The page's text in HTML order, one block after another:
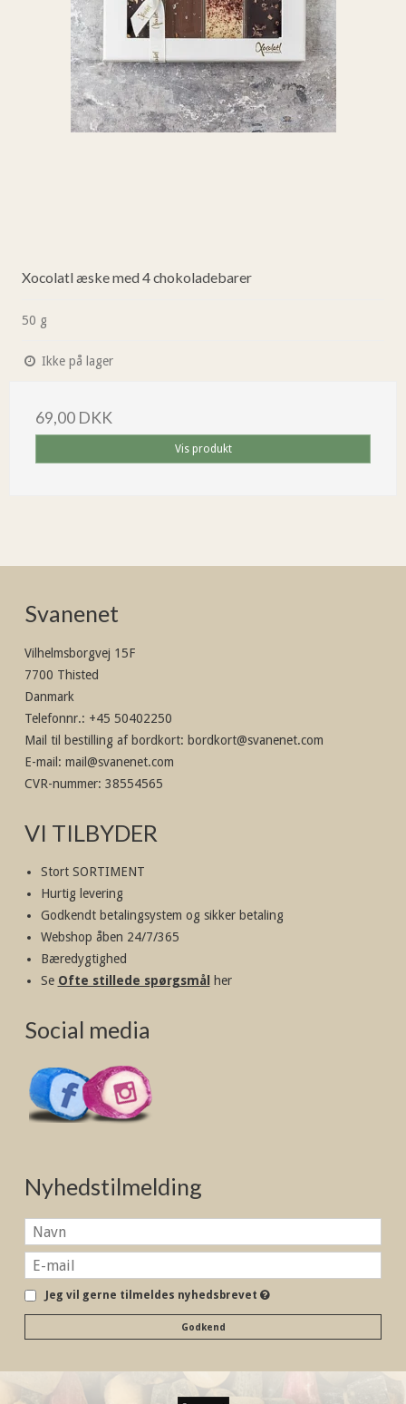
Xocolatl æske med 4 chokoladebarer
50 g
Ikke på lager
69,00 DKK
Vis produkt
Svanenet
Vilhelmsborgvej 15F
7700 Thisted
Danmark
Telefonnr.: +45 50402250
Mail til bestilling af bordkort: bordkort@svanenet.com
E-mail: mail@svanenet.com
CVR-nummer: 38554565
VI TILBYDER
Stort SORTIMENT
Hurtig levering
Godkendt betalingsystem og sikker betaling
Webshop åben 24/7/365
Bæredygtighed
Se Ofte stillede spørgsmål her
Social media
Nyhedstilmelding
Jeg vil gerne tilmeldes nyhedsbrevet
Godkend